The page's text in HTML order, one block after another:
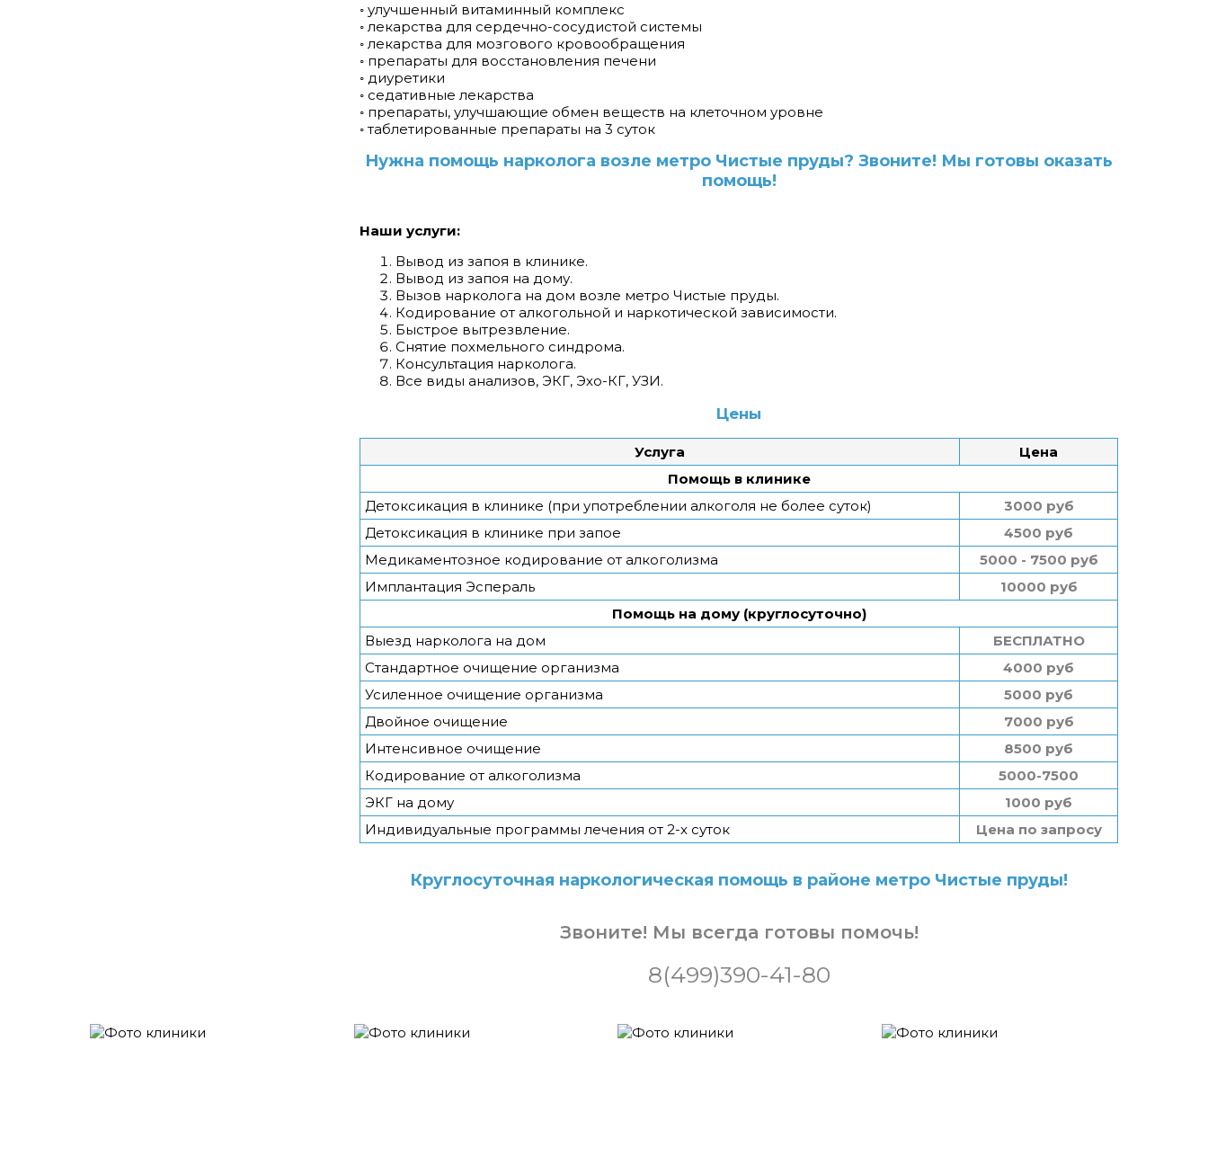
◦ улучшенный витаминный комплекс
◦ лекарства для сердечно-сосудистой системы
◦ лекарства для мозгового кровообращения
◦ препараты для восстановления печени
◦ диуретики
◦ седативные лекарства
◦ препараты, улучшающие обмен веществ на клеточном уровне
◦ таблетированные препараты на 3 суток
Нужна помощь нарколога возле метро Чистые пруды? Звоните! Мы готовы оказать
помощь!
Наши услуги:
Вывод из запоя в клинике.
Вывод из запоя на дому.
Вызов нарколога на дом возле метро Чистые пруды.
Кодирование от алкогольной и наркотической зависимости.
Быстрое вытрезвление.
Снятие похмельного синдрома.
Консультация нарколога.
Все виды анализов, ЭКГ, Эхо-КГ, УЗИ.
Цены
Услуга
Цена
Помощь в клинике
Детоксикация в клинике (при употреблении алкоголя не более суток)
3000 руб
Детоксикация в клинике при запое
4500 руб
Медикаментозное кодирование от алкоголизма
5000 - 7500 руб
Имплантация Эспераль
10000 руб
Помощь на дому (круглосуточно)
Выезд нарколога на дом
БЕСПЛАТНО
Стандартное очищение организма
4000 руб
Усиленное очищение организма
5000 руб
Двойное очищение
7000 руб
Интенсивное очищение
8500 руб
Кодирование от алкоголизма
5000-7500
ЭКГ на дому
1000 руб
Индивидуальные программы лечения от 2-х суток
Цена по запросу
Круглосуточная наркологическая помощь в районе метро Чистые пруды!
Звоните! Мы всегда готовы помочь!
8(499)390-41-80